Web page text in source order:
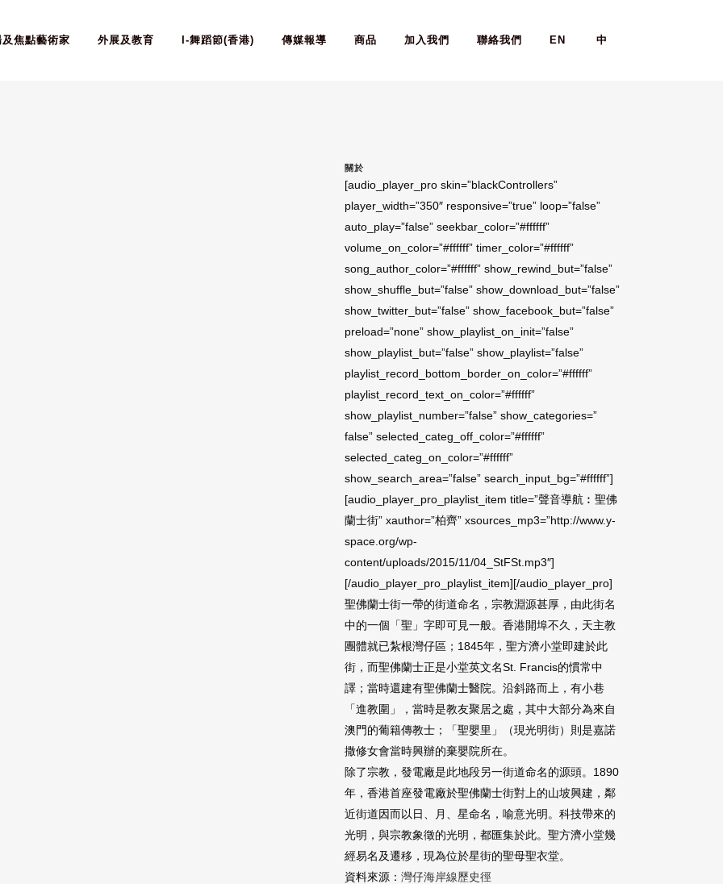
及焦點藝術家 外展及教育 I-舞蹈節(香港) 傳媒報導 商品 加入我們 聯絡我們 EN 中
關於
[audio_player_pro skin=”blackControllers”
player_width=”350″ responsive=”true” loop=”false”
auto_play=”false” seekbar_color=”#ffffff”
volume_on_color=”#ffffff” timer_color=”#ffffff”
song_author_color=”#ffffff” show_rewind_but=”false”
show_shuffle_but=”false” show_download_but=”false”
show_twitter_but=”false” show_facebook_but=”false”
preload=”none” show_playlist_on_init=”false”
show_playlist_but=”false” show_playlist=”false”
playlist_record_bottom_border_on_color=”#ffffff”
playlist_record_text_on_color=”#ffffff”
show_playlist_number=”false” show_categories=”
false” selected_categ_off_color=”#ffffff”
selected_categ_on_color=”#ffffff”
show_search_area=”false” search_input_bg=”#ffffff”]
[audio_player_pro_playlist_item title=”聲音導航︰聖佛
蘭士街” xauthor=”柏齊” xsources_mp3=”http://www.y-
space.org/wp-
content/uploads/2015/11/04_StFSt.mp3″]
[/audio_player_pro_playlist_item][/audio_player_pro]
聖佛蘭士街一帶的街道命名，宗教淵源甚厚，由此街名
中的一個「聖」字即可見一般。香港開埠不久，天主教
團體就已紮根灣仔區；1845年，聖方濟小堂即建於此
街，而聖佛蘭士正是小堂英文名St. Francis的慣常中
譯；當時還建有聖佛蘭士醫院。沿斜路而上，有小巷
「進教圍」，當時是教友聚居之處，其中大部分為來自
澳門的葡籍傳教士；「聖嬰里」（現光明街）則是嘉諾
撒修女會當時興辦的棄嬰院所在。
除了宗教，發電廠是此地段另一街道命名的源頭。1890
年，香港首座發電廠於聖佛蘭士街對上的山坡興建，鄰
近街道因而以日、月、星命名，喻意光明。科技帶來的
光明，與宗教象徵的光明，都匯集於此。聖方濟小堂幾
經易名及遷移，現為位於星街的聖母聖衣堂。
資料來源：灣仔海岸線歷史徑